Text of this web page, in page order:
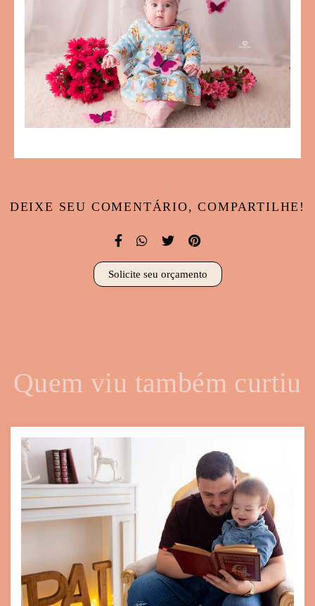
DEIXE SEU COMENTÁRIO, COMPARTILHE!
Solicite seu orçamento
Quem viu também curtiu